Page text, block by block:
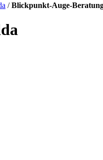
/Blickpunkt-Auge-